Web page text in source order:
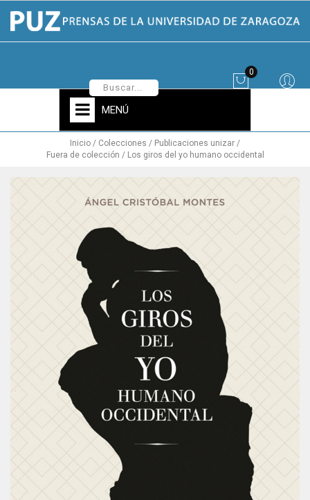
0
MENÚ
Inicio Colecciones
Publicaciones unizar
Fuera de colección
Los giros del yo humano occidental